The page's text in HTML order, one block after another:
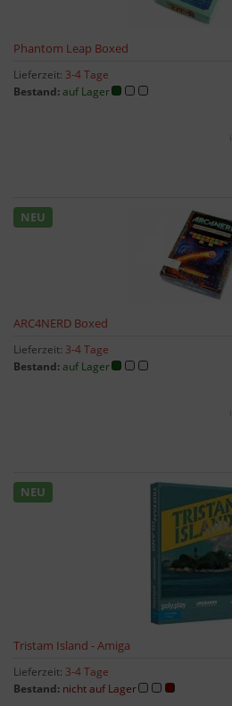
Phantom Leap Boxed
Lieferzeit: 3-4 Tage
Bestand:auf Lager
NEU
ARC4NERD Boxed
Lieferzeit: 3-4 Tage
Bestand:auf Lager
NEU
Tristam Island - Amiga
Lieferzeit: 3-4 Tage
Bestand: nicht auf Lager